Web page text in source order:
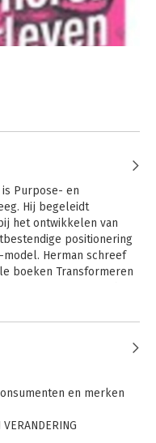
is Purpose- en
Hij begeleidt
het ontwikkelen van
positionering
model. Herman schreef
boeken Transformeren
Toch
en merken